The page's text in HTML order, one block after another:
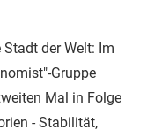
der Welt: Im
Gruppe
Mal in Folge
- Stabilität,